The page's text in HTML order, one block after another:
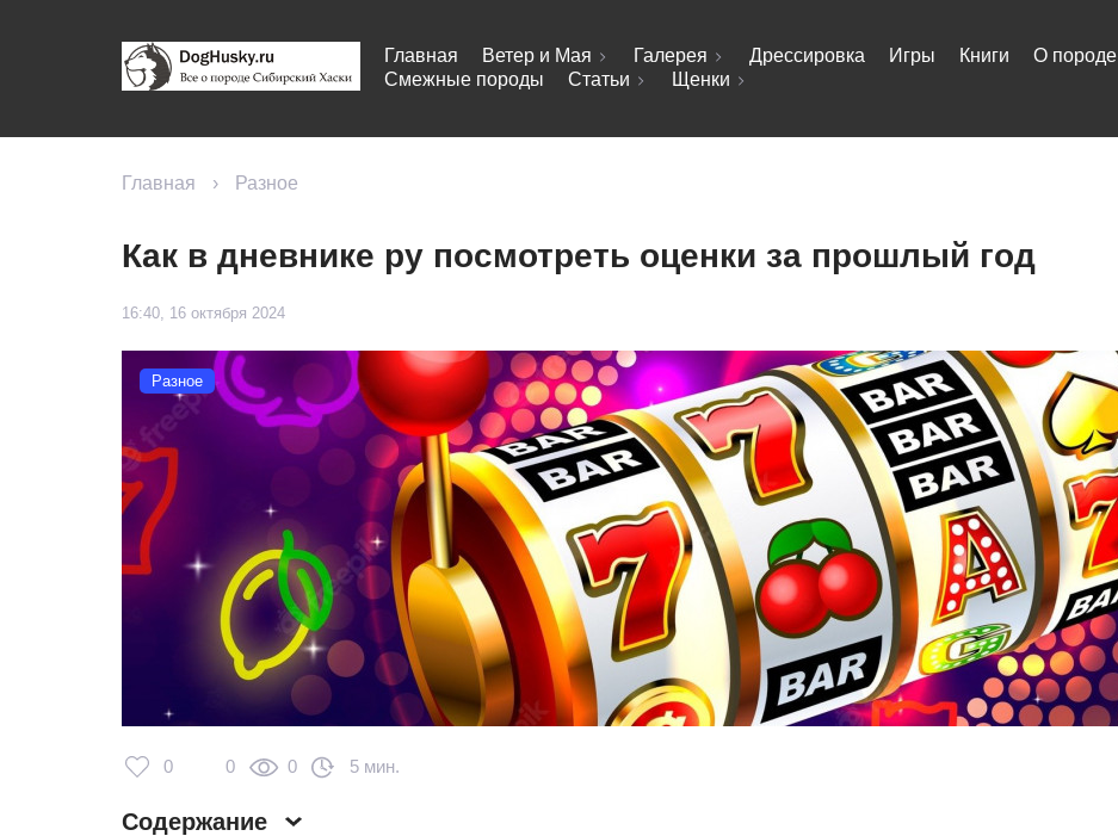
Главная Ветер и Мая Галерея Дрессировка Игры Книги О породе
Смежные породы
Статьи Щенки
Главная › Разное
Как в дневнике ру посмотреть оценки за прошлый год
16:40, 16 октября 2024
Разное
0 0 0 5 мин.
Содержание